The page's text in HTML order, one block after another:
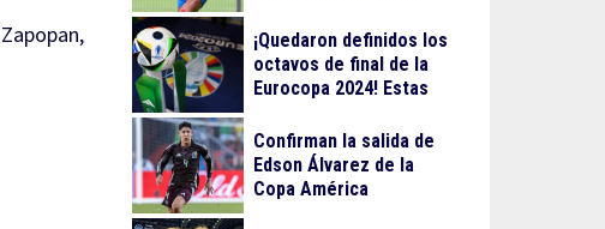
¡Quedaron definidos los
octavos de final de la
Eurocopa 2024! Estas
Confirman la salida de
Edson Álvarez de la
Copa América